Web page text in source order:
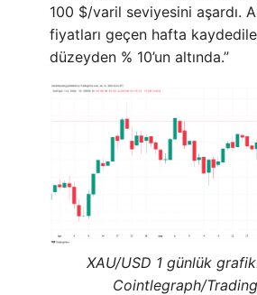
100 $/varil seviyesini aşardı.
fiyatları geçen hafta
düzeyden % 10’un altında.”
XAU/USD 1 günlük
Cointlegraph/